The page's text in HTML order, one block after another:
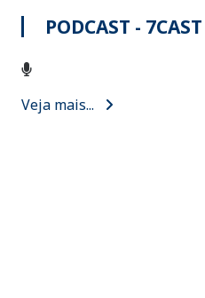
PODCAST - 7CAST
Veja mais...